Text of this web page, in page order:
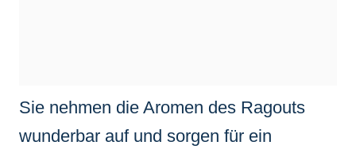
Sie nehmen die Aromen des Ragouts
wunderbar auf und sorgen für ein